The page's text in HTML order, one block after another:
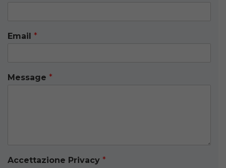
Email *
Message *
Accettazione Privacy *